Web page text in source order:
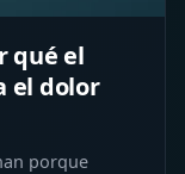
qué el
el dolor
porque